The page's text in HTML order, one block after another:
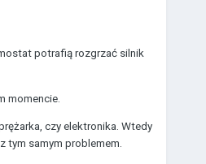
potrafią rozgrzać silnik
momencie.
czy elektronika. Wtedy
tym samym problemem.